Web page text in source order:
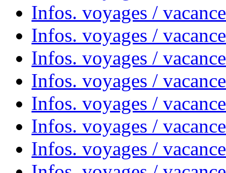
Infos. voyages /
Infos. voyages /
Infos. voyages /
Infos. voyages /
Infos. voyages /
Infos. voyages /
Infos. voyages /